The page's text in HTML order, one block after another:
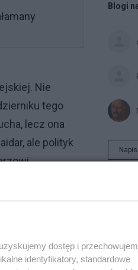
Nie
tego
lecz ona
ale polityk
Krajowej, 1
Blogi
dostęp i
identyfikatory, standardowe